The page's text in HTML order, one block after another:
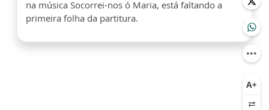
na música Socorrei-nos ó Maria, está faltando a
primeira folha da partitura.